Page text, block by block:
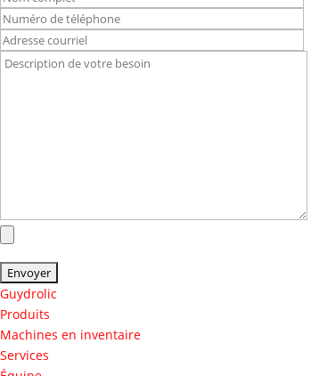
Guydrolic
Produits
Machines en inventaire
Services